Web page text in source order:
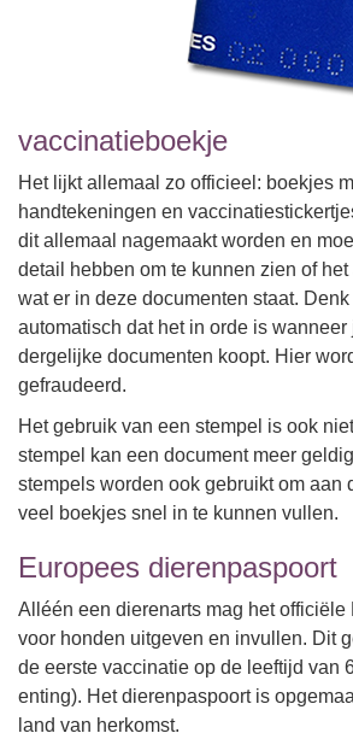
vaccinatieboekje
Het lijkt allemaal zo officieel: boekjes
handtekeningen en
dit allemaal nagemaakt worden en
detail hebben om te kunnen zien of
wat er in deze documenten staat.
automatisch dat het in orde is wanneer
dergelijke documenten koopt. Hier
gefraudeerd.
Het gebruik van een stempel is ook
stempel kan een document meer
stempels worden ook gebruikt om aan
veel boekjes snel in te kunnen vullen.
Europees dierenpaspoort
Alléén een dierenarts mag het officiële
voor honden uitgeven en invullen. Dit
de eerste vaccinatie op de leeftijd van
enting). Het dierenpaspoort is
land van herkomst.